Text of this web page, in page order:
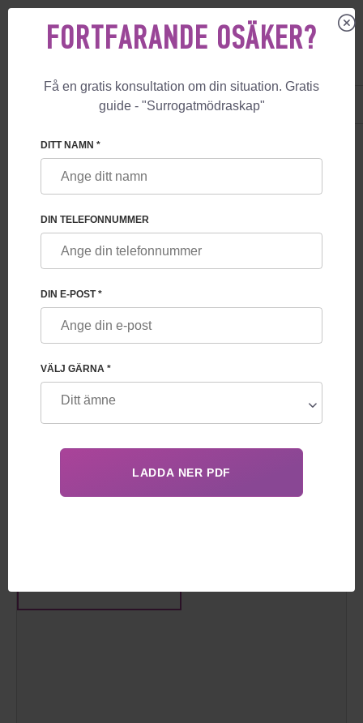
+1 844 892 78 00 UK
KONTAKTER
TELEFON
info@feskov.com
Måndag-Fredag: 10:00 - 16:00
FORTFARANDE OSÄKER?
Få en gratis konsultation om din situation. Gratis
guide - "Surrogatmödraskap"
DITT NAMN *
DIN TELEFONNUMMER
DIN E-POST *
VÄLJ GÄRNA *